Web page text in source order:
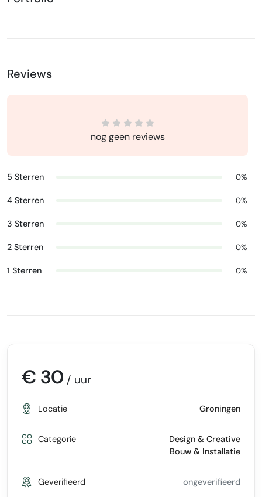
Reviews
nog geen reviews
5 Sterren 0%
4 Sterren 0%
3 Sterren 0%
2 Sterren 0%
1 Sterren 0%
€ 30 / uur
Locatie Groningen
Categorie
Design & Creative
Bouw & Installatie
Geverifieerd ongeverifieerd